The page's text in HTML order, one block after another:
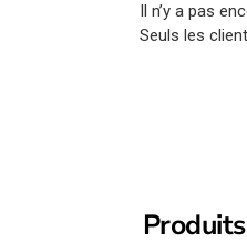
Il n’y a pas
Seuls les